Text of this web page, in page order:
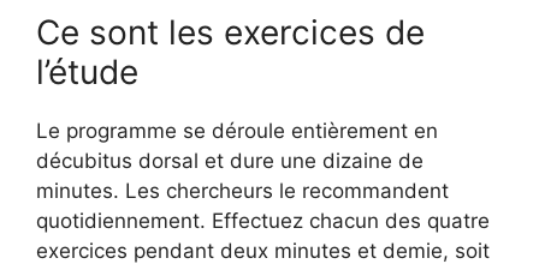
Ce sont les exercices de
l’étude
Le programme se déroule entièrement en
décubitus dorsal et dure une dizaine de
minutes. Les chercheurs le recommandent
quotidiennement. Effectuez chacun des quatre
exercices pendant deux minutes et demie, soit